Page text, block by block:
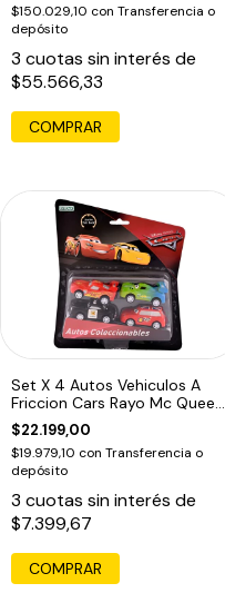
$150.029,10 con Transferencia o
depósito
3 cuotas sin interés de
$55.566,33
Set X 4 Autos Vehiculos A
Friccion Cars Rayo Mc Queen
Ed
$22.199,00
$19.979,10 con Transferencia o
depósito
3 cuotas sin interés de
$7.399,67
COMPRAR